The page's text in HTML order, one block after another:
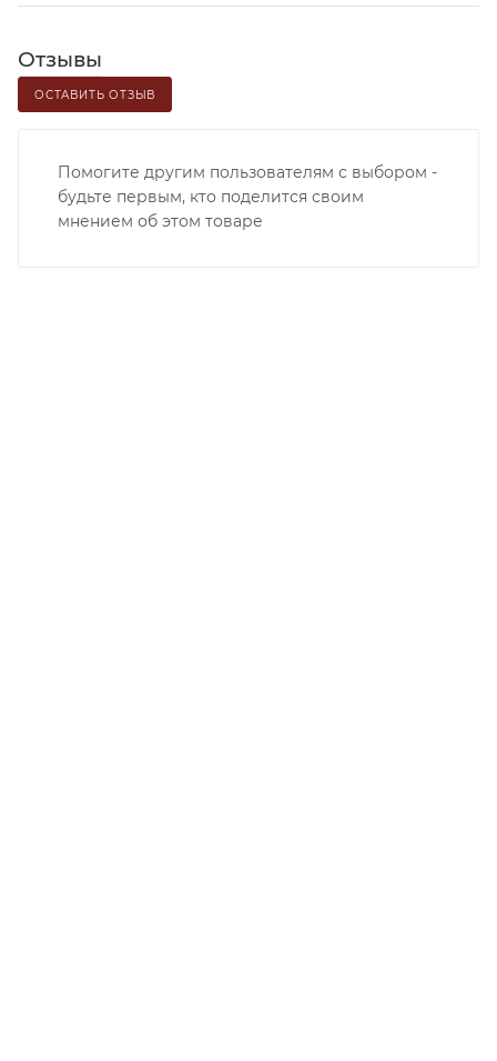
Отзывы
ОСТАВИТЬ ОТЗЫВ
Помогите другим пользователям с выбором -
будьте первым, кто поделится своим
мнением об этом товаре